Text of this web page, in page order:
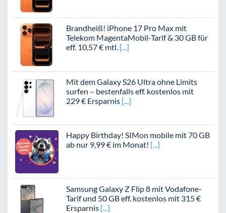
Brandheiß! iPhone 17 Pro Max mit
Telekom MagentaMobil-Tarif & 30 GB für
eff. 10,57 € mtl.
Mit dem Galaxy S26 Ultra ohne Limits
surfen – bestenfalls eff. kostenlos mit
229 € Ersparnis
Happy Birthday! SIMon mobile mit 70 GB
ab nur 9,99 € im Monat!
Samsung Galaxy Z Flip 8 mit Vodafone-
Tarif und 50 GB eff. kostenlos mit 315 €
Ersparnis